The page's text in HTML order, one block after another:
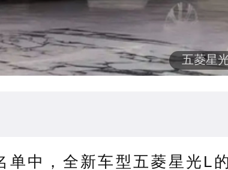
五菱星
中，全新车型五菱星光L